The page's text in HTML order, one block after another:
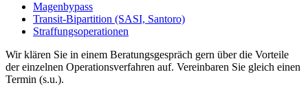
Magenbypass
Transit-Bipartition (SASI, Santoro)
Straffungsoperationen
Wirklären Sie in einem Beratungsgespräch gern über die Vorteile
der einzelnen Operationsverfahren auf. Vereinbaren Sie gleich einen
Termin (s.u.).